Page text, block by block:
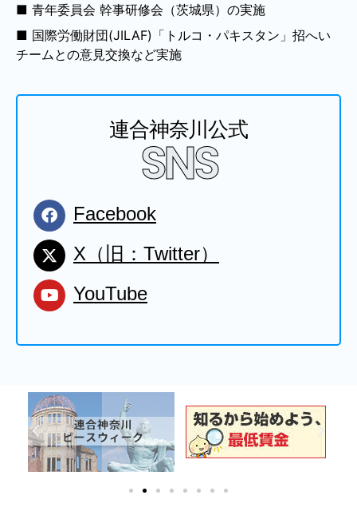
青年委員会 幹事研修会（茨城県）の実施
国際労働財団(JILAF)「トルコ・パキスタン」招へい
チームとの意見交換など実施
連合神奈川公式
SNS
Facebook
X（旧：Twitter）
YouTube